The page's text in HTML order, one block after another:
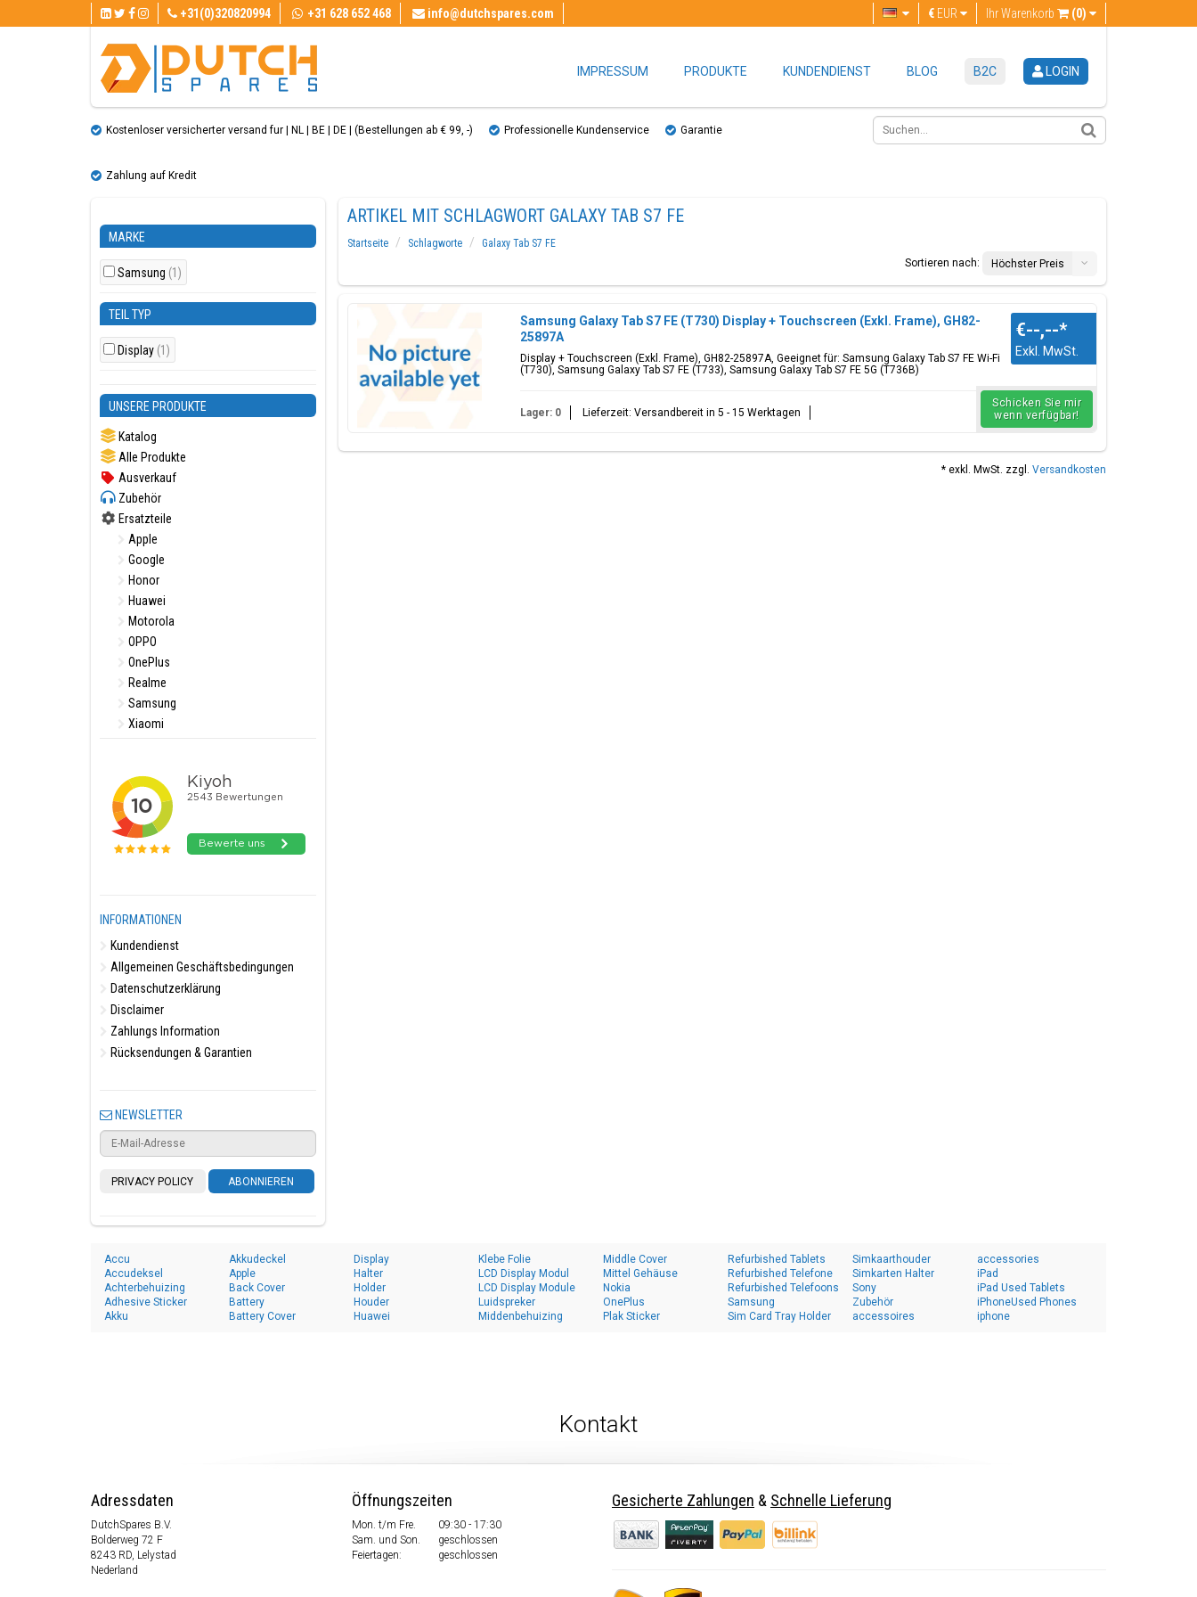
+31(0)320820994 +31 628 652 468 info@dutchspares.com Ihr Warenkorb (0)
€ EUR
IMPRESSUM PRODUKTE KUNDENDIENST BLOG B2C LOGIN
Kostenloser versicherter versand fur | NL | BE | DE | (Bestellungen ab € 99, ​​-) Professionelle Kundenservice Garantie
Zahlung auf Kredit
MARKE
Samsung (1)
TEIL TYP
Display (1)
UNSERE PRODUKTE
Katalog
Alle Produkte
Ausverkauf
Zubehör
Ersatzteile
Apple
Google
Honor
Huawei
Motorola
OPPO
OnePlus
Realme
Samsung
Xiaomi
INFORMATIONEN
Kundendienst
Allgemeinen Geschäftsbedingungen
Datenschutzerklärung
Disclaimer
Zahlungs Information
Rücksendungen & Garantien
NEWSLETTER
PRIVACY POLICY ABONNIEREN
ARTIKEL MIT SCHLAGWORT GALAXY TAB S7 FE
Startseite Schlagworte
Galaxy Tab S7 FE
Sortieren nach:
Höchster Preis
Samsung Galaxy Tab S7 FE (T730) Display + Touchscreen (Exkl. Frame), GH82-
25897A
Display + Touchscreen (Exkl. Frame), GH82-25897A, Geeignet für: Samsung Galaxy Tab S7 FE Wi-Fi
(T730), Samsung Galaxy Tab S7 FE (T733), Samsung Galaxy Tab S7 FE 5G (T736B)
€--,--*
Exkl. MwSt.
Lager: 0 Lieferzeit: Versandbereit in 5 - 15 Werktagen
Schicken Sie mir
wenn verfügbar!
* exkl. MwSt. zzgl. Versandkosten
Accu
Accudeksel
Achterbehuizing
Adhesive Sticker
Akku
Akkudeckel
Apple
Back Cover
Battery
Battery Cover
Display
Halter
Holder
Houder
Huawei
Klebe Folie
LCD Display Modul
LCD Display Module
Luidspreker
Middenbehuizing
Middle Cover
Mittel Gehäuse
Nokia
OnePlus
Plak Sticker
Refurbished Tablets
Refurbished Telefone
Refurbished Telefoons
Samsung
Sim Card Tray Holder
Simkaarthouder
Simkarten Halter
Sony
Zubehör
accessoires
accessories
iPad
iPad Used Tablets
iPhoneUsed Phones
iphone
Kontakt
Adressdaten
DutchSpares B.V.
Bolderweg 72 F
8243 RD, Lelystad
Nederland
Öffnungszeiten
Mon. t/m Fre.
09:30 - 17:30
Sam. und Son.
geschlossen
Feiertagen:
geschlossen
Gesicherte Zahlungen & Schnelle Lieferung